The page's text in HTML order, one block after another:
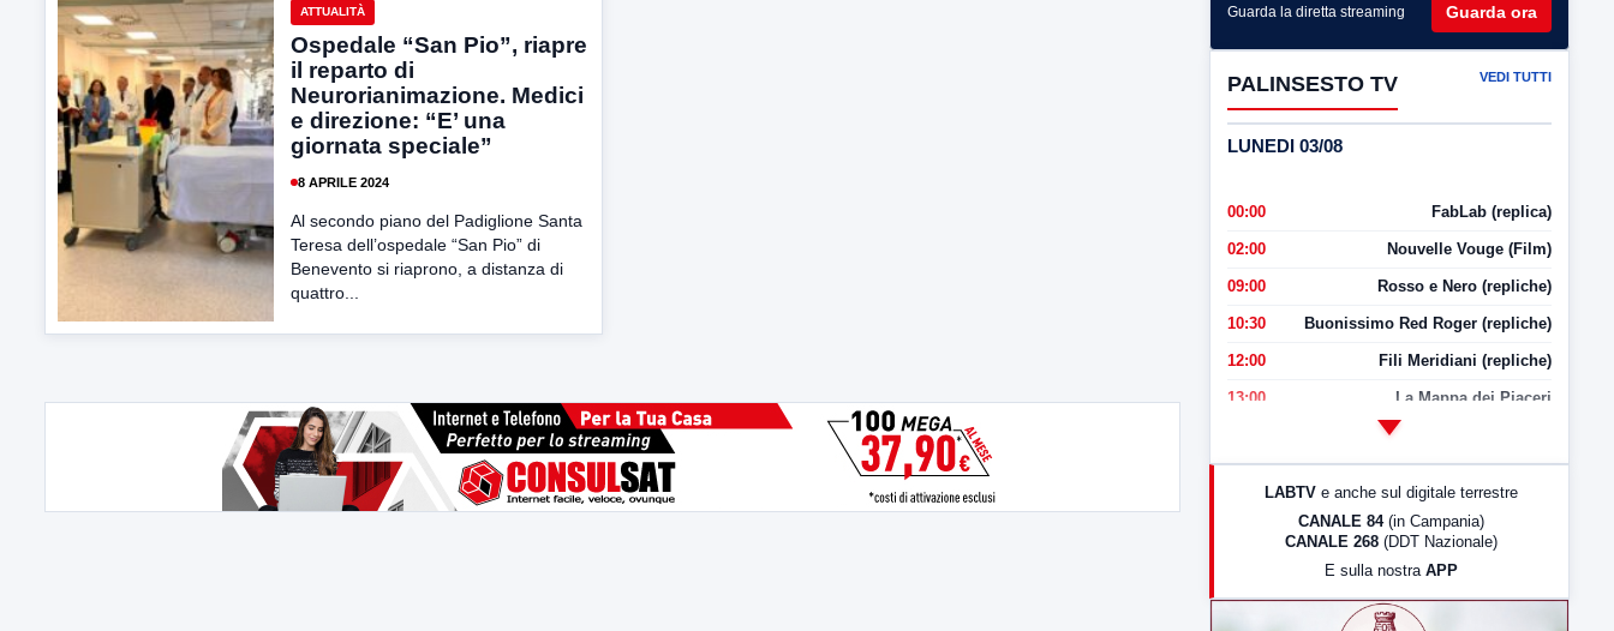
ATTUALITÀ
Ospedale “San Pio”, riapre
il reparto di
Neurorianimazione. Medici
e direzione: “E’ una
giornata speciale”
8 APRILE 2024
Al secondo piano del Padiglione Santa
Teresa dell’ospedale “San Pio” di
Benevento si riaprono, a distanza di
quattro...
Guarda la diretta streaming Guarda ora
PALINSESTO TV VEDI TUTTI
LUNEDI 03/08
00:00 FabLab (replica)
02:00 Nouvelle Vouge (Film)
09:00 Rosso e Nero (repliche)
10:30 Buonissimo Red Roger (repliche)
12:00 Fili Meridiani (repliche)
13:00 La Mappa dei Piaceri
LabNews (Diretta)
LabNews (replica)
LABTV e anche sul digitale terrestre
CANALE 84 (in Campania)
CANALE 268 (DDT Nazionale)
E sulla nostra APP